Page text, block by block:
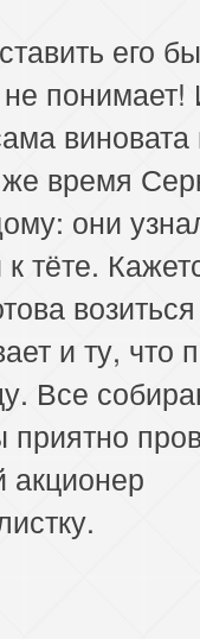
его
понимает!
виновата
время
они
тёте.
и ту, что
Все
акционер